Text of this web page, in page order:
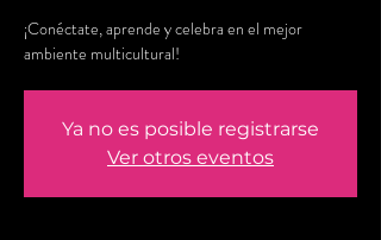
¡Conéctate, aprende y celebra en el mejor
ambiente multicultural!
Ya no es posible registrarse
Ver otros eventos